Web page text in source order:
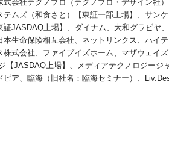
会社テクノプロ（テクノプロ・デザイン社
ムズ（和食さと）【東証一部上場】、サンケ
JASDAQ上場】、ダイナム、大和グラビヤ
生命保険相互会社、ネットリンクス、ハイ
式会社、ファイブイズホーム、マザウェイ
【JASDAQ上場】、メディアテクノロジージ
ア、臨海（旧社名：臨海セミナー）、